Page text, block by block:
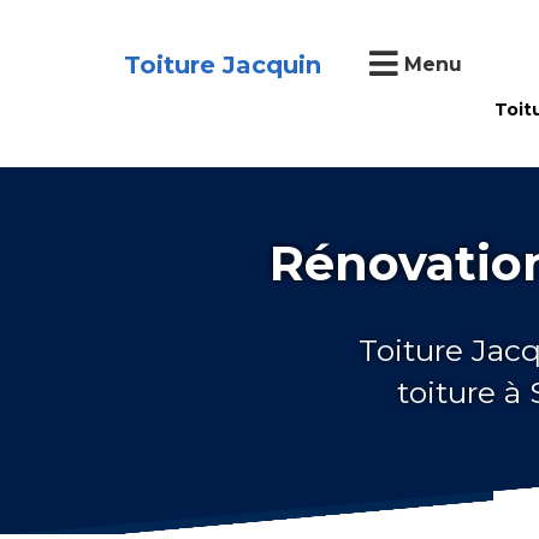
Toiture Jacquin Menu
Toiture
toiture à